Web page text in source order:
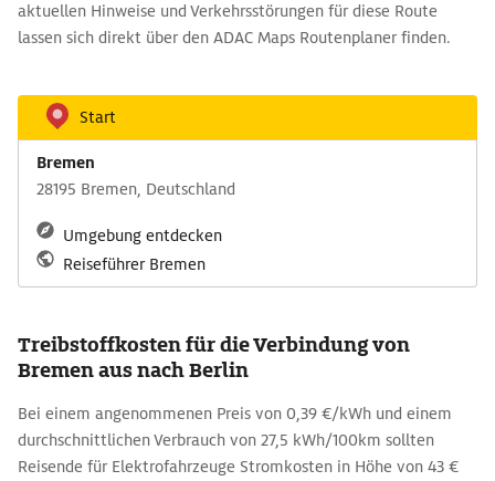
aktuellen Hinweise und Verkehrsstörungen für diese Route
lassen sich direkt über den ADAC Maps Routenplaner finden.
Start
Bremen
28195 Bremen, Deutschland
Umgebung entdecken
Reiseführer Bremen
Treibstoffkosten für die Verbindung von
Bremen aus nach Berlin
Bei einem angenommenen Preis von 0,39 €/kWh und einem
durchschnittlichen Verbrauch von 27,5 kWh/100km sollten
Reisende für Elektrofahrzeuge Stromkosten in Höhe von 43 €